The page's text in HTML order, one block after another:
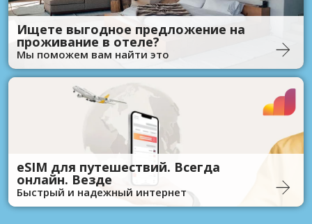
Ищете выгодное предложение на
проживание в отеле?
Мы поможем вам найти это
eSIM для путешествий. Всегда
онлайн. Везде
Быстрый и надежный интернет